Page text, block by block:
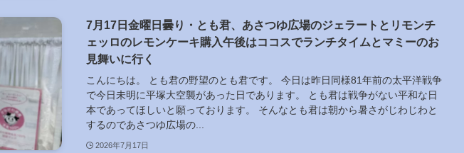
7月17日金曜日曇り・とも君、あさつゆ広場のジェラートとリモンチ
ェッロのレモンケーキ購入午後はココスでランチタイムとマミーのお
見舞いに行く
こんにちは。 とも君の野望のとも君です。 今日は昨日同様81年前の太平洋戦争
で今日未明に平塚大空襲があった日であります。 とも君は戦争がない平和な日
本であってほしいと願っております。 そんなとも君は朝から暑さがじわじわと
するのであさつゆ広場の...
2026年7月17日